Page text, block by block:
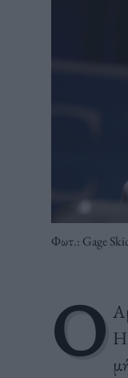
Φωτ.: Gage
Ο